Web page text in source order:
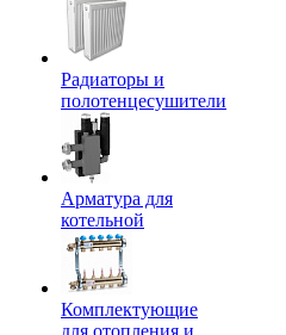
Радиаторы и
полотенцесушители
Арматура для
котельной
Комплектующие
для отопления и